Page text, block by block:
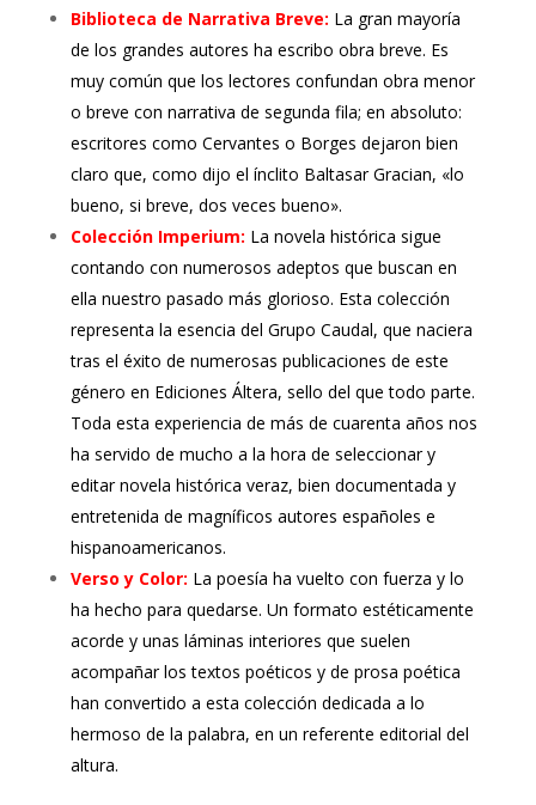
Biblioteca de Narrativa Breve: La gran mayoría
de los grandes autores ha escribo obra breve. Es
muy común que los lectores confundan obra menor
o breve con narrativa de segunda fila; en absoluto:
escritores como Cervantes o Borges dejaron bien
claro que, como dijo el ínclito Baltasar Gracian, «lo
bueno, si breve, dos veces bueno».
Colección Imperium: La novela histórica sigue
contando con numerosos adeptos que buscan en
ella nuestro pasado más glorioso. Esta colección
representa la esencia del Grupo Caudal, que naciera
tras el éxito de numerosas publicaciones de este
género en Ediciones Áltera, sello del que todo parte.
Toda esta experiencia de más de cuarenta años nos
ha servido de mucho a la hora de seleccionar y
editar novela histórica veraz, bien documentada y
entretenida de magníficos autores españoles e
hispanoamericanos.
Verso y Color: La poesía ha vuelto con fuerza y lo
ha hecho para quedarse. Un formato estéticamente
acorde y unas láminas interiores que suelen
acompañar los textos poéticos y de prosa poética
han convertido a esta colección dedicada a lo
hermoso de la palabra, en un referente editorial del
altura.